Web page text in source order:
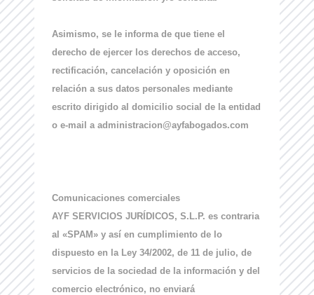
Asimismo, se le informa de que tiene el
derecho de ejercer los derechos de acceso,
rectificación, cancelación y oposición en
relación a sus datos personales mediante
escrito dirigido al domicilio social de la entidad
o e-mail a administracion@ayfabogados.com
Comunicaciones comerciales
AYF SERVICIOS JURÍDICOS, S.L.P. es contraria
al «SPAM» y así en cumplimiento de lo
dispuesto en la Ley 34/2002, de 11 de julio, de
servicios de la sociedad de la información y del
comercio electrónico, no enviará